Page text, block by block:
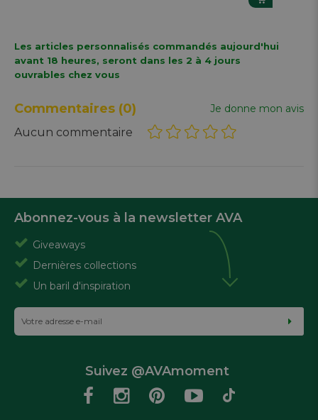
Les articles personnalisés commandés aujourd'hui
avant 18 heures, seront dans les 2 à 4 jours
ouvrables chez vous
Commentaires (0) Je donne mon avis
Aucun commentaire
Abonnez-vous à la newsletter AVA
Giveaways
Dernières collections
Un baril d'inspiration
Suivez @AVAmoment